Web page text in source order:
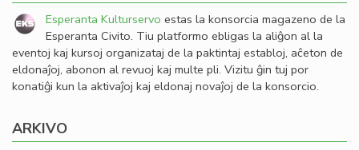
Esperanta Kulturservo estas la konsorcia magazeno de la
Esperanta Civito. Tiu platformo ebligas la aliĝon al la
eventoj kaj kursoj organizataj de la paktintaj establoj, aĉeton de
eldonaĵoj, abonon al revuoj kaj multe pli. Vizitu ĝin tuj por
konatiĝi kun la aktivaĵoj kaj eldonaj novaĵoj de la konsorcio.
ARKIVO